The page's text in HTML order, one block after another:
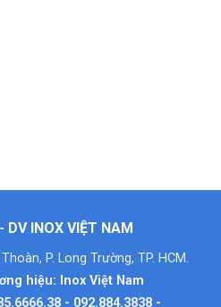
DV INOX VIỆT NAM
P. Long Trường, TP. HCM.
hiệu: Inox Việt Nam
- 092.884.3838 -